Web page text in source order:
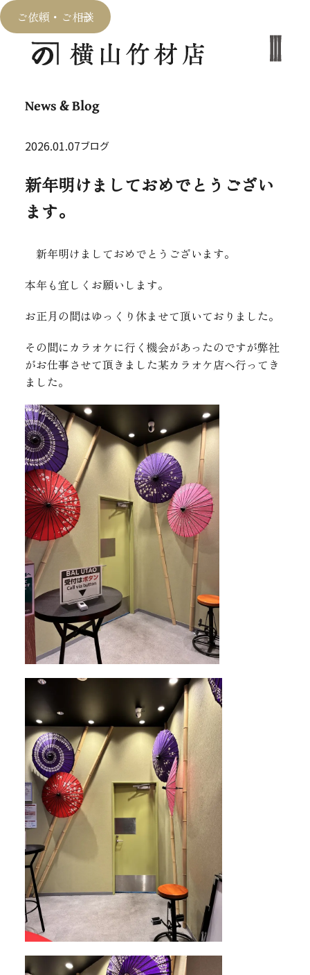
ご依頼・ご相談
News & Blog
2026.01.07ブログ
新年明けましておめでとうござい
ます。
新年明けましておめでとうございます。
本年も宜しくお願いします。
お正月の間はゆっくり休ませて頂いておりました。
その間にカラオケに行く機会があったのですが弊社
がお仕事させて頂きました某カラオケ店へ行ってき
ました。